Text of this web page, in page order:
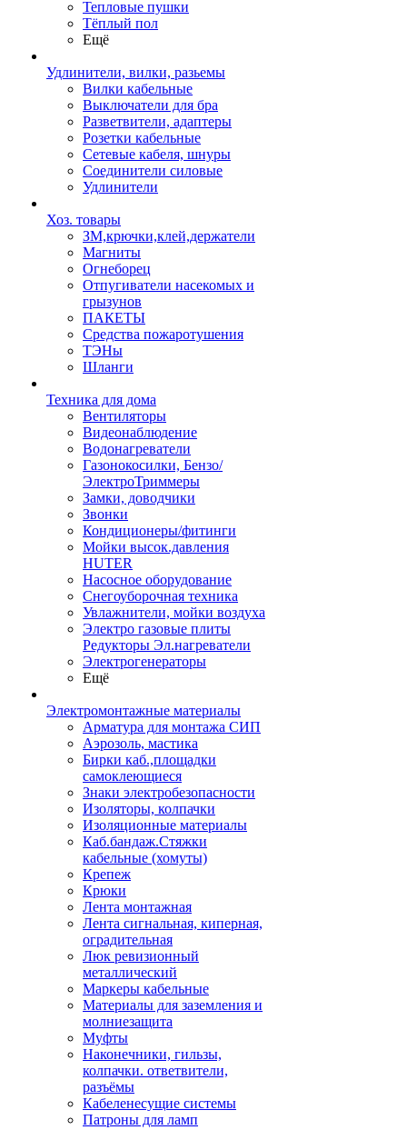
Тепловые пушки
Тёплый пол
Ещё
Удлинители, вилки, разьемы
Вилки кабельные
Выключатели для бра
Разветвители, адаптеры
Розетки кабельные
Сетевые кабеля, шнуры
Соединители силовые
Удлинители
Хоз. товары
ЗМ,крючки,клей,держатели
Магниты
Огнеборец
Отпугиватели насекомых и
грызунов
ПАКЕТЫ
Средства пожаротушения
ТЭНы
Шланги
Техника для дома
Вентиляторы
Видеонаблюдение
Водонагреватели
Газонокосилки, Бензо/
ЭлектроТриммеры
Замки, доводчики
Звонки
Кондиционеры/фитинги
Мойки высок.давления
HUTER
Насосное оборудование
Снегоуборочная техника
Увлажнители, мойки воздуха
Электро газовые плиты
Редукторы Эл.нагреватели
Электрогенераторы
Ещё
Электромонтажные материалы
Арматура для монтажа СИП
Аэрозоль, мастика
Бирки каб.,площадки
самоклеющиеся
Знаки электробезопасности
Изоляторы, колпачки
Изоляционные материалы
Каб.бандаж.Стяжки
кабельные (хомуты)
Крепеж
Крюки
Лента монтажная
Лента сигнальная, киперная,
оградительная
Люк ревизионный
металлический
Маркеры кабельные
Материалы для заземления и
молниезащита
Муфты
Наконечники, гильзы,
колпачки. ответвители,
разъёмы
Кабеленесущие системы
Патроны для ламп